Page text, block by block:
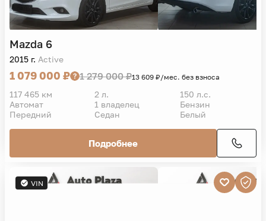
Mazda 6
2015 г. Active
1 079 000 ₽ 1 279 000 ₽13 609 ₽/мес. без взноса
117 465 км 2 л.
150 л.с.
Автомат
1 владелец
Бензин
Передний
Седан Белый
Подробнее
VIN